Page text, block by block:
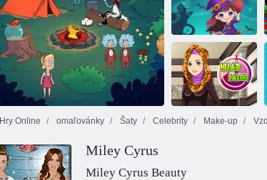
Trump sfarbenie času
Hracie lopty
Čarodejnica
krížovka
Hry Online omaľovánky Šaty Celebrity Make-up
Miley Cyrus
Miley Cyrus Beauty